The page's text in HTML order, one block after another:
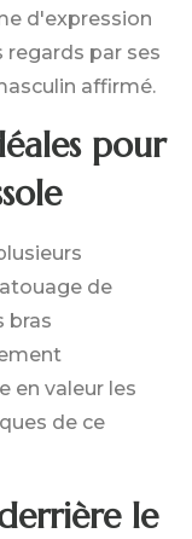
d'expression
par ses
affirmé.
pour
de
bras
en valeur les
de ce
le